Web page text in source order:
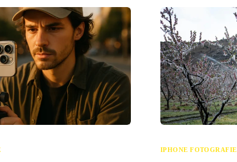
IPHONE FOTOGRAFIE